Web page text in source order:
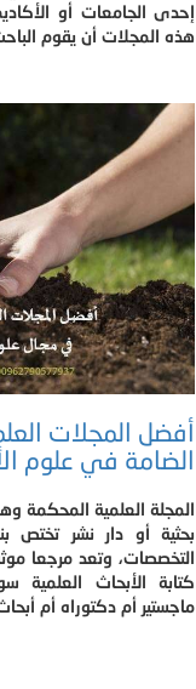
إحدى الجامعات أو
هذه المجلات أن يقوم
أفضل المجلات
الضامة في علوم
المجلة العلمية المحكمة
بحثية أو دار نشر تختص
التخصصات، وتعد مرجعا
كتابة الأبحاث العلمية
ماجستير أم دكتوراه أم